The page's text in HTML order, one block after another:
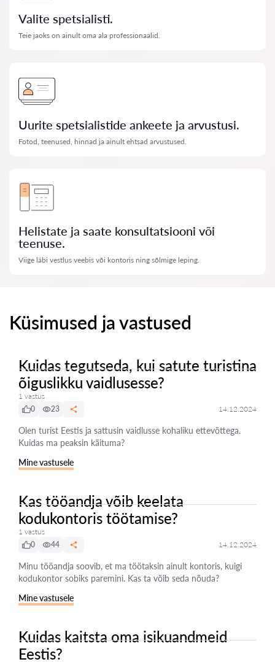
Valite spetsialisti.
Teie jaoks on ainult oma ala professionaalid.
Uurite spetsialistide ankeete ja arvustusi.
Fotod, teenused, hinnad ja ainult ehtsad arvustused.
Helistate ja saate konsultatsiooni või
teenuse.
Viige läbi vestlus veebis või kontoris ning sõlmige leping.
Küsimused ja vastused
Kuidas tegutseda, kui satute turistina
õiguslikku vaidlusesse?
1 vastus
0
23 14.12.2024
Olen turist Eestis ja sattusin vaidlusse kohaliku ettevõttega.
Kuidas ma peaksin käituma?
Mine vastusele
Kas tööandja võib keelata
kodukontoris töötamise?
1 vastus
0
44 14.12.2024
Minu tööandja soovib, et ma töötaksin ainult kontoris, kuigi
kodukontor sobiks paremini. Kas ta võib seda nõuda?
Mine vastusele
Kuidas kaitsta oma isikuandmeid
Eestis?